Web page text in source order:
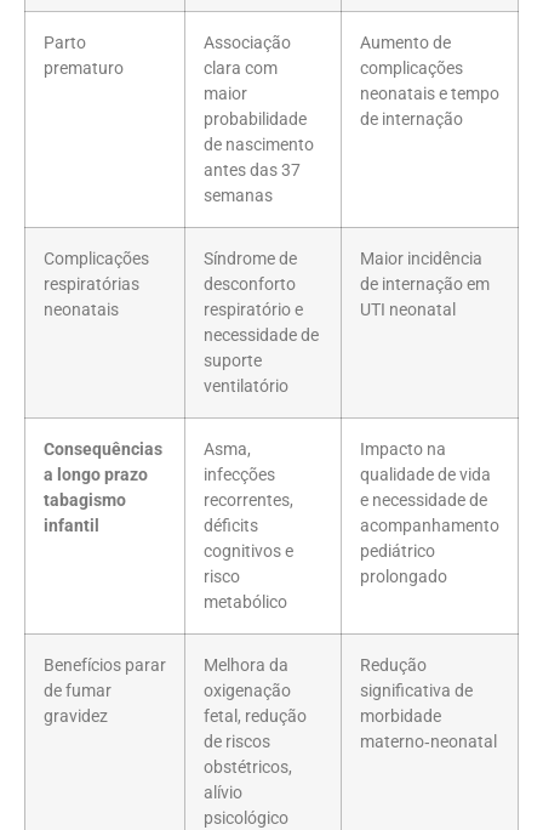
Parto
prematuro
Associação
clara com
maior
probabilidade
de nascimento
antes das 37
semanas
Aumento de
complicações
neonatais e tempo
de internação
Complicações
respiratórias
neonatais
Síndrome de
desconforto
respiratório e
necessidade de
suporte
ventilatório
Maior incidência
de internação em
UTI neonatal
Consequências
a longo prazo
tabagismo
infantil
Asma,
infecções
recorrentes,
déficits
cognitivos e
risco
metabólico
Impacto na
qualidade de vida
e necessidade de
acompanhamento
pediátrico
prolongado
Benefícios parar
de fumar
gravidez
Melhora da
oxigenação
fetal, redução
de riscos
obstétricos,
alívio
psicológico
Redução
significativa de
morbidade
materno‑neonatal